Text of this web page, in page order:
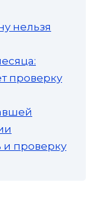
нельзя
проверку
и проверку